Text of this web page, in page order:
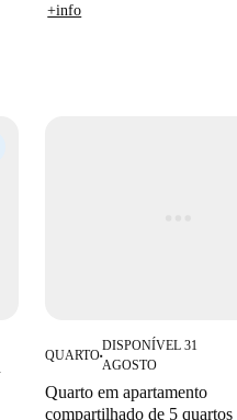
+info
QUARTO■
DISPONÍVEL 31
AGOSTO
Quarto em apartamento
compartilhado de 5 quartos